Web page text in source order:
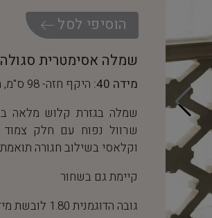
הוסיפי לסל
שמלה אסימטרית סגולה
מידה 40:
היקף חזה- 98 ס"מ, היקף מותן- 76 ס"מ
שמלה בגזרת קלוש מלאה
שרוול נפוח עם חלק צמוד
וקלאסי בשילוב חגורה
קיימת גם בשחור
גובה הדוגמנית 1.80 לובשת מידה 36